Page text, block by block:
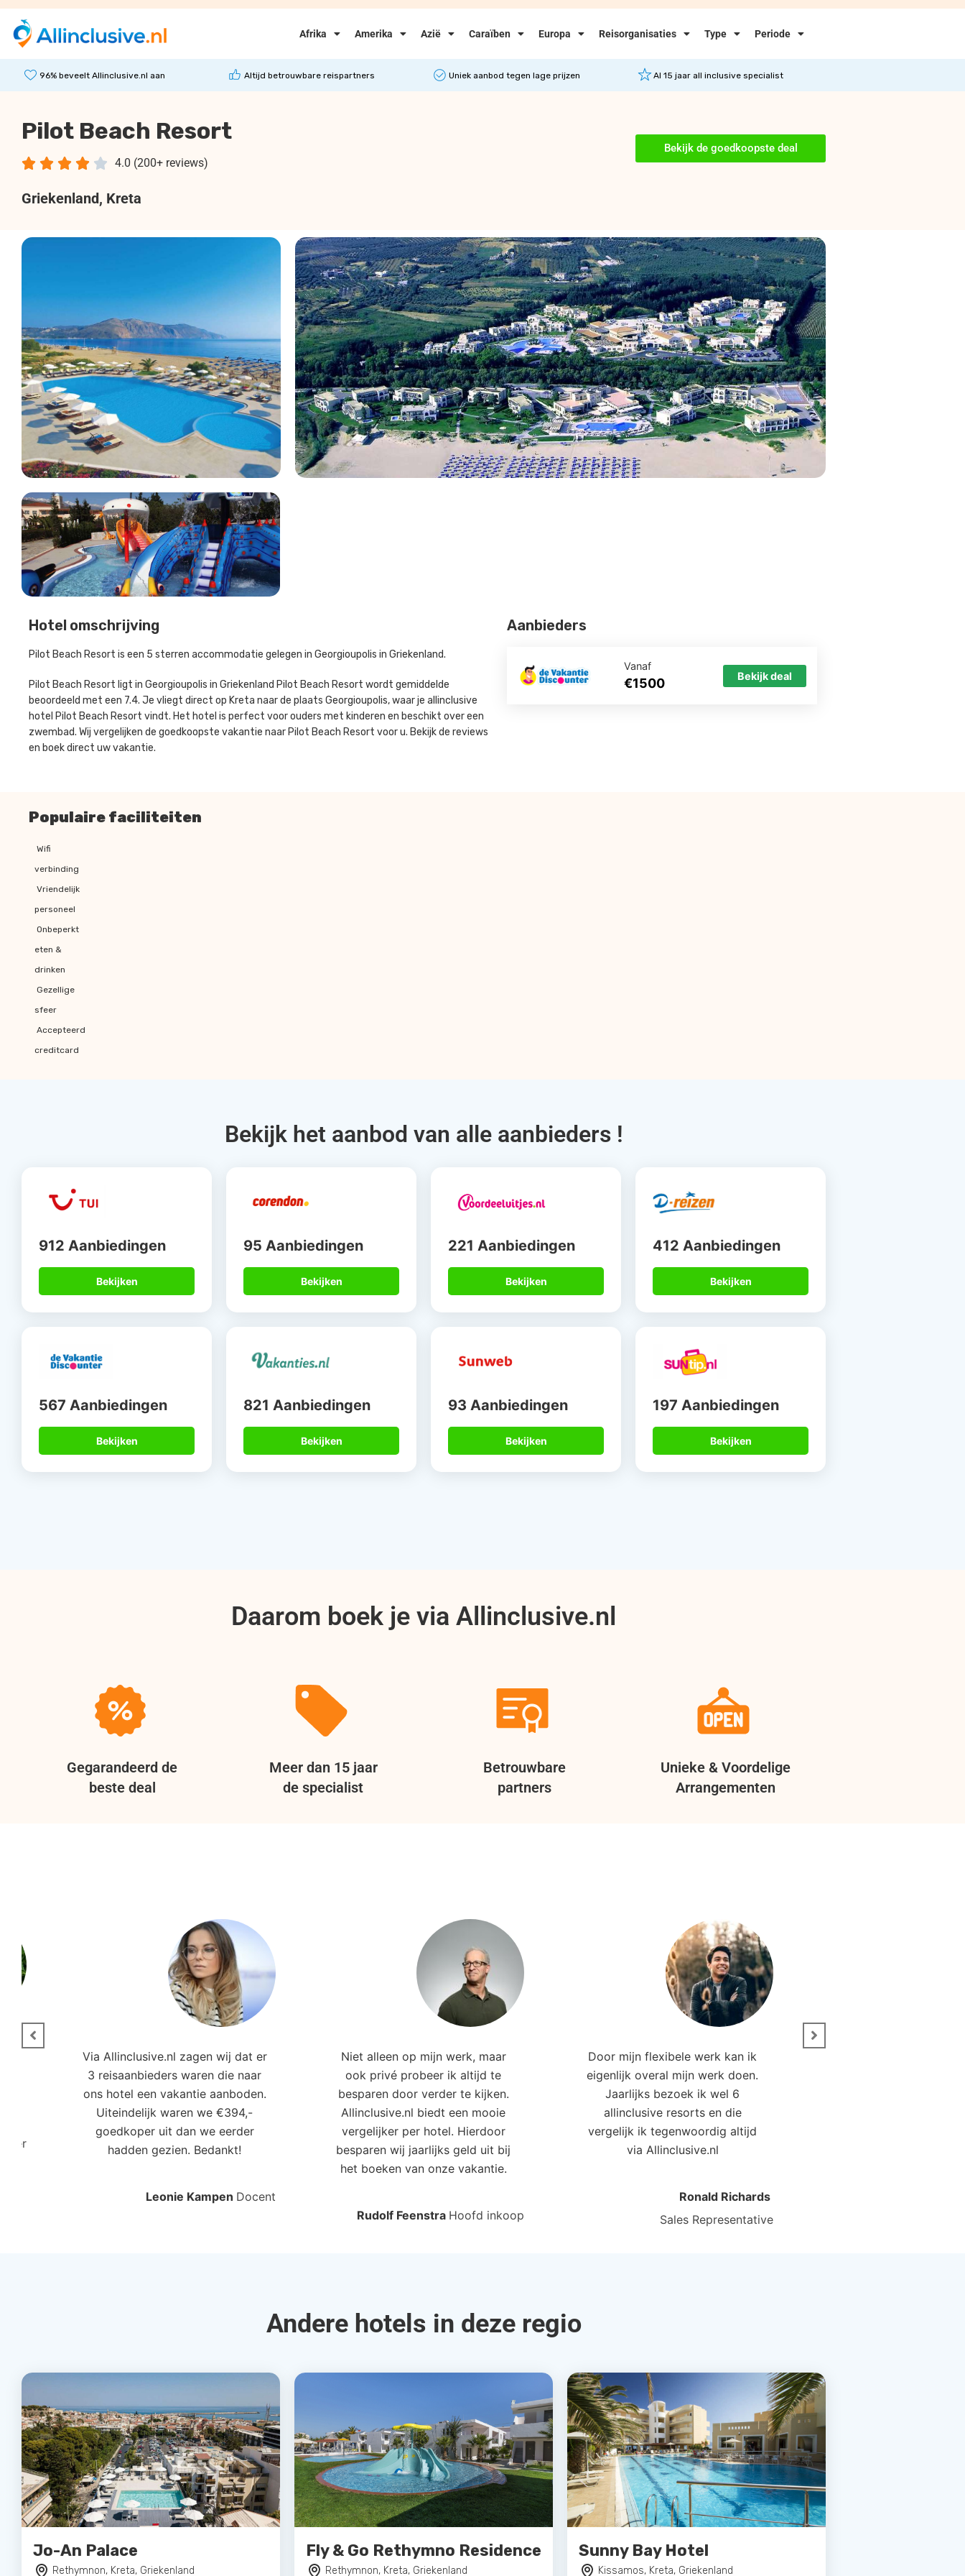
Afrika Amerika Azië Caraïben Europa Reisorganisaties Type Periode
96% beveelt Allinclusive.nl aan Altijd betrouwbare reispartners Uniek aanbod tegen lage prijzen Al 15 jaar all inclusive specialist
Pilot Beach Resort
4.0 (200+ reviews)
    
Griekenland, Kreta
Bekijk de goedkoopste deal
Hotel omschrijving
Pilot Beach Resort is een 5 sterren accommodatie gelegen in Georgioupolis in Griekenland.
Pilot Beach Resort ligt in Georgioupolis in Griekenland Pilot Beach Resort wordt gemiddelde
beoordeeld met een 7.4. Je vliegt direct op Kreta naar de plaats Georgioupolis, waar je allinclusive
hotel Pilot Beach Resort vindt. Het hotel is perfect voor ouders met kinderen en beschikt over een
zwembad. Wij vergelijken de goedkoopste vakantie naar Pilot Beach Resort voor u. Bekijk de reviews
en boek direct uw vakantie.
Aanbieders
Vanaf
€1500 Bekijk deal
Populaire faciliteiten
Wifi
verbinding
Vriendelijk
personeel
Onbeperkt
eten &
drinken
Gezellige
sfeer
Accepteerd
creditcard
Bekijk het aanbod van alle aanbieders !
912 Aanbiedingen
Bekijken
95 Aanbiedingen
Bekijken
221 Aanbiedingen
Bekijken
412 Aanbiedingen
Bekijken
567 Aanbiedingen
Bekijken
821 Aanbiedingen
Bekijken
93 Aanbiedingen
Bekijken
197 Aanbiedingen
Bekijken
Daarom boek je via Allinclusive.nl
Gegarandeerd de
beste deal
Meer dan 15 jaar
de specialist
Betrouwbare
partners
Unieke & Voordelige
Arrangementen
Via Allinclusive.nl zagen wij dat er
3 reisaanbieders waren die naar
ons hotel een vakantie aanboden.
Uiteindelijk waren we €394,-
goedkoper uit dan we eerder
hadden gezien. Bedankt!
Leonie Kampen Docent
Niet alleen op mijn werk, maar
ook privé probeer ik altijd te
besparen door verder te kijken.
Allinclusive.nl biedt een mooie
vergelijker per hotel. Hierdoor
besparen wij jaarlijks geld uit bij
het boeken van onze vakantie.
Rudolf Feenstra Hoofd inkoop
Door mijn flexibele werk kan ik
eigenlijk overal mijn werk doen.
Jaarlijks bezoek ik wel 6
allinclusive resorts en die
vergelijk ik tegenwoordig altijd
via Allinclusive.nl
Ronald Richards
Sales Representative
Andere hotels in deze regio
Jo-An Palace
Rethymnon, Kreta, Griekenland
Fly & Go Rethymno Residence
Rethymnon, Kreta, Griekenland
Sunny Bay Hotel
Kissamos, Kreta, Griekenland